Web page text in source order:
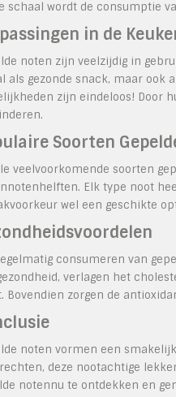
schaal wordt de consumptie
in de
noten zijn veelzijdig in
als gezonde snack, maar ook
zijn eindeloos! Door
Soorten
veelvoorkomende soorten
Elk type noot
wel een geschikte
consumeren van
verlagen het
Bovendien zorgen de
noten vormen een
deze nootachtige
notennu te ontdekken en